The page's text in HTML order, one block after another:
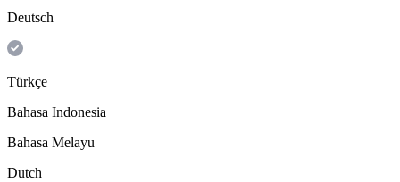
Deutsch
Türkçe
Bahasa Indonesia
Bahasa Melayu
Dutch